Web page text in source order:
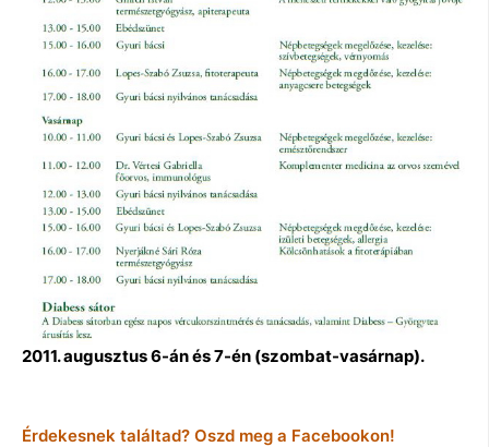
2011. augusztus 6-án és 7-én (szombat-vasárnap).
Érdekesnek találtad? Oszd meg a Facebookon!